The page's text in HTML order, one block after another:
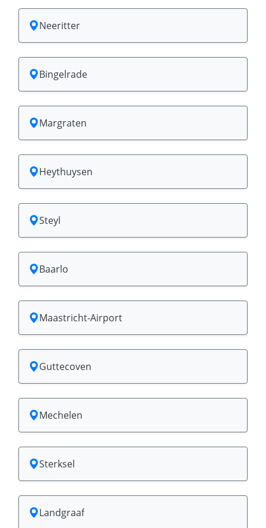
Neeritter
Bingelrade
Margraten
Heythuysen
Steyl
Baarlo
Maastricht-Airport
Guttecoven
Mechelen
Sterksel
Landgraaf